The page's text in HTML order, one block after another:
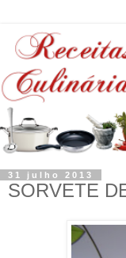
31 julho 2013
SORVETE